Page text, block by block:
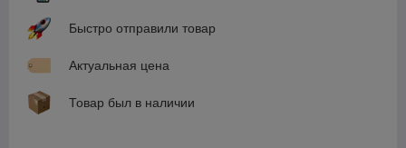
Быстро отправили товар
Актуальная цена
Товар был в наличии